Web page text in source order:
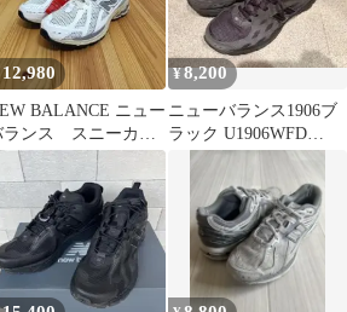
12,980
BALANCE ニュー
ランス スニーカ
M1906RP 23.0㎝
¥8,200
ニューバランス1906ブ
ラック U1906WFD